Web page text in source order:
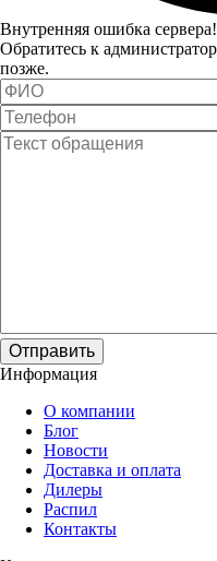
Внутренняя ошибка сервера!
Обратитесь к
позже.
Отправить
Информация
О компании
Блог
Новости
Доставка и оплата
Дилеры
Распил
Контакты